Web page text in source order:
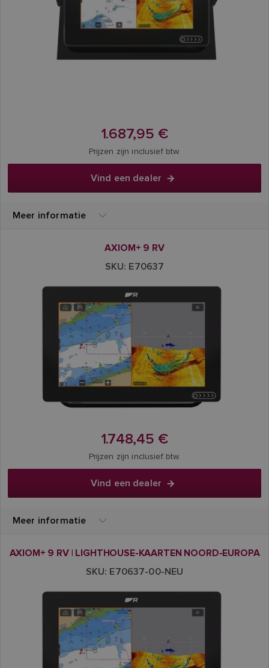
1.687,95 €
Prijzen zijn inclusief btw.
Vind een dealer
Meer informatie
AXIOM+ 9 RV
SKU: E70637
1.748,45 €
Prijzen zijn inclusief btw.
Vind een dealer
Meer informatie
AXIOM+ 9 RV | LIGHTHOUSE-KAARTEN NOORD-EUROPA
SKU: E70637-00-NEU